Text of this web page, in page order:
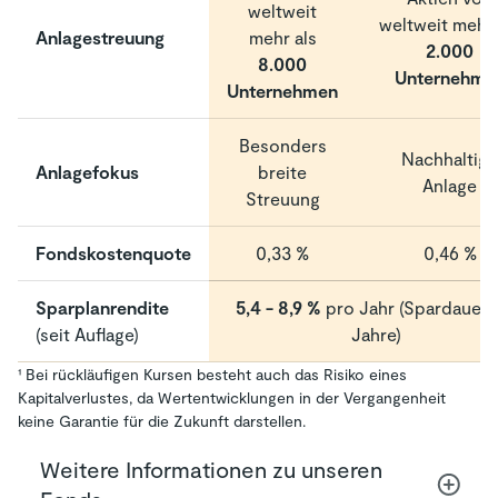
Anlagestreuung
weltweit
mehr als
8.000
Unternehmen
weltweit mehr
2.000
Anlagefokus
Besonders
breite
Streuung
Nachhaltige
Anlage
Fondskostenquote 0,33 % 0,46 %
Sparplanrendite
(seit Auflage)
5,4 - 8,9 % pro Jahr (Spardauer:
Jahre)
¹ Bei rückläufigen Kursen besteht auch das Risiko eines
Kapitalverlustes, da Wertentwicklungen in der Vergangenheit
keine Garantie für die Zukunft darstellen.
Weitere Informationen zu unseren